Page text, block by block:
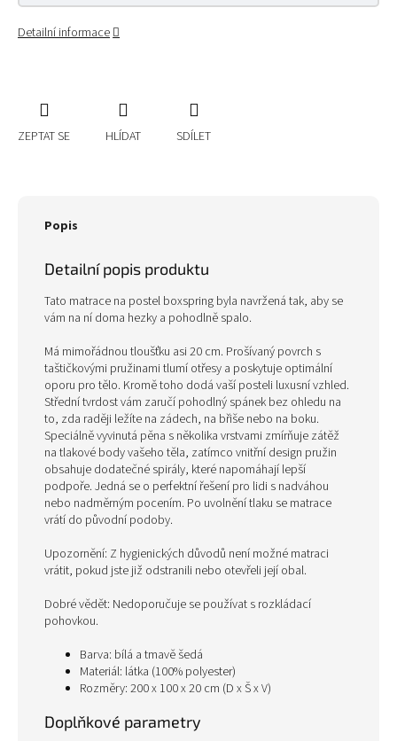
Detailní informace
ZEPTAT SE HLÍDAT SDÍLET
Popis
Detailní popis produktu
Tato matrace na postel boxspring byla navržená tak, aby se
vám na ní doma hezky a pohodlně spalo.
Má mimořádnou tloušťku asi 20 cm. Prošívaný povrch s
taštičkovými pružinami tlumí otřesy a poskytuje optimální
oporu pro tělo. Kromě toho dodá vaší posteli luxusní vzhled.
Střední tvrdost vám zaručí pohodlný spánek bez ohledu na
to, zda raději ležíte na zádech, na břiše nebo na boku.
Speciálně vyvinutá pěna s několika vrstvami zmírňuje zátěž
na tlakové body vašeho těla, zatímco vnitřní design pružin
obsahuje dodatečné spirály, které napomáhají lepší
podpoře. Jedná se o perfektní řešení pro lidi s nadváhou
nebo nadměrným pocením. Po uvolnění tlaku se matrace
vrátí do původní podoby.
Upozornění: Z hygienických důvodů není možné matraci
vrátit, pokud jste již odstranili nebo otevřeli její obal.
Dobré vědět: Nedoporučuje se používat s rozkládací
pohovkou.
Barva: bílá a tmavě šedá
Materiál: látka (100% polyester)
Rozměry: 200 x 100 x 20 cm (D x Š x V)
Doplňkové parametry